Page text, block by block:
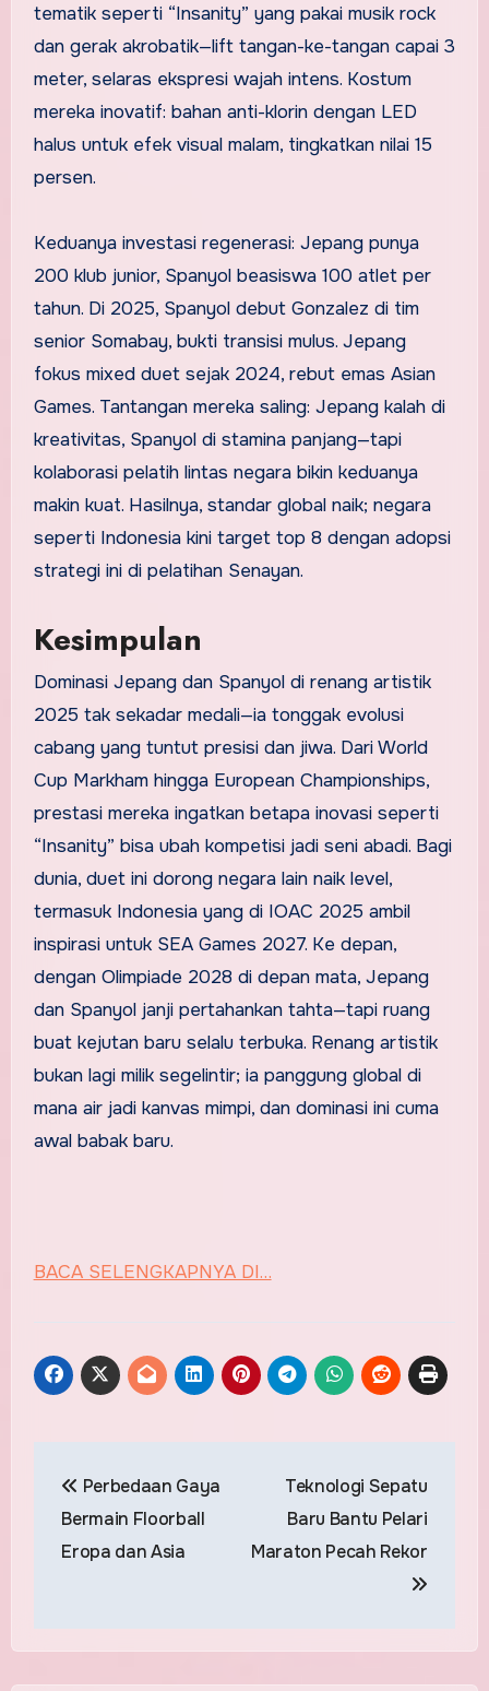
tematik seperti “Insanity” yang pakai musik rock
dan gerak akrobatik—lift tangan-ke-tangan capai 3
meter, selaras ekspresi wajah intens. Kostum
mereka inovatif: bahan anti-klorin dengan LED
halus untuk efek visual malam, tingkatkan nilai 15
persen.
Keduanya investasi regenerasi: Jepang punya
200 klub junior, Spanyol beasiswa 100 atlet per
tahun. Di 2025, Spanyol debut Gonzalez di tim
senior Somabay, bukti transisi mulus. Jepang
fokus mixed duet sejak 2024, rebut emas Asian
Games. Tantangan mereka saling: Jepang kalah di
kreativitas, Spanyol di stamina panjang—tapi
kolaborasi pelatih lintas negara bikin keduanya
makin kuat. Hasilnya, standar global naik; negara
seperti Indonesia kini target top 8 dengan adopsi
strategi ini di pelatihan Senayan.
Kesimpulan
Dominasi Jepang dan Spanyol di renang artistik
2025 tak sekadar medali—ia tonggak evolusi
cabang yang tuntut presisi dan jiwa. Dari World
Cup Markham hingga European Championships,
prestasi mereka ingatkan betapa inovasi seperti
“Insanity” bisa ubah kompetisi jadi seni abadi. Bagi
dunia, duet ini dorong negara lain naik level,
termasuk Indonesia yang di IOAC 2025 ambil
inspirasi untuk SEA Games 2027. Ke depan,
dengan Olimpiade 2028 di depan mata, Jepang
dan Spanyol janji pertahankan tahta—tapi ruang
buat kejutan baru selalu terbuka. Renang artistik
bukan lagi milik segelintir; ia panggung global di
mana air jadi kanvas mimpi, dan dominasi ini cuma
awal babak baru.
BACA SELENGKAPNYA DI…
navigation
Perbedaan Gaya
Bermain Floorball
Eropa dan Asia
Teknologi Sepatu
Baru Bantu Pelari
Maraton Pecah Rekor